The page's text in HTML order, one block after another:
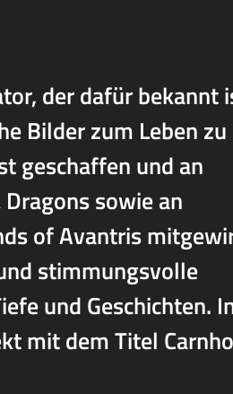
der dafür bekannt
Bilder zum Leben zu
geschaffen und an
sowie an
of Avantris
stimmungsvolle
und Geschichten.
mit dem Titel